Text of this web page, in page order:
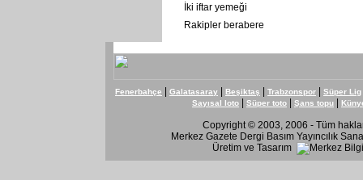
İki iftar yemeği
Rakipler berabere
Fenerbahçe Galatasaray Beşiktaş Trabzonspor Süper Lig
Sayısal loto Süper toto Şans topu
Copyright © 2003, 2006 - Tüm
Merkez Gazete Dergi Basım Yayıncılık
Üretim ve Tasarım